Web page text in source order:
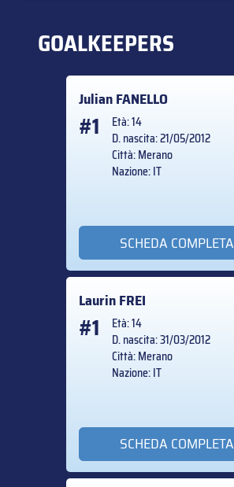
GOALKEEPERS
JulianFANELLO
#1
Età: 14
D. nascita: 21/05/2012
Città: Merano
Nazione: IT
SCHEDA COMPLETA
LaurinFREI
#1
Età: 14
D. nascita: 31/03/2012
Città: Merano
Nazione: IT
SCHEDA COMPLETA